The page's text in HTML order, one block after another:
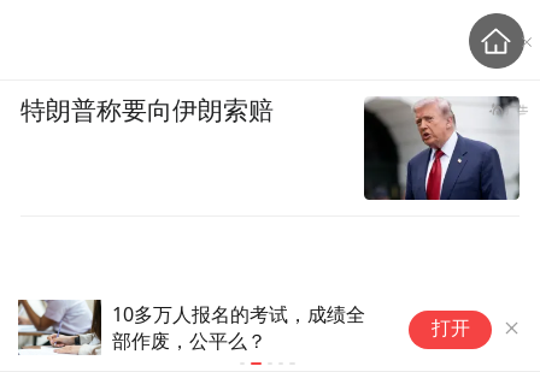
10多万人报名的考试，成绩全
部作废，公平么？
打开
特朗普称要向伊朗索赔